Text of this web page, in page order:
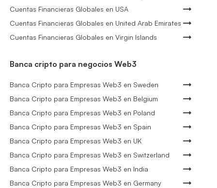
Cuentas Financieras Globales en USA
Cuentas Financieras Globales en United Arab Emirates
Cuentas Financieras Globales en Virgin Islands
Banca cripto para negocios Web3
Banca Cripto para Empresas Web3 en Sweden
Banca Cripto para Empresas Web3 en Belgium
Banca Cripto para Empresas Web3 en Poland
Banca Cripto para Empresas Web3 en Spain
Banca Cripto para Empresas Web3 en UK
Banca Cripto para Empresas Web3 en Switzerland
Banca Cripto para Empresas Web3 en India
Banca Cripto para Empresas Web3 en Germany